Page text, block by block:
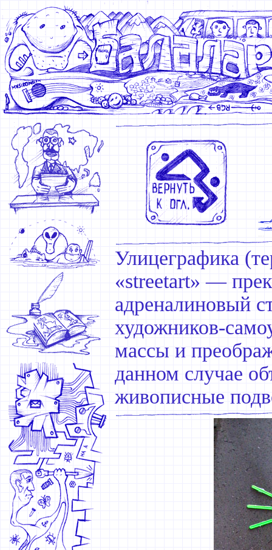
Улицеграфика
«streetart» —
адреналиновый
художников-
массы и
данном случае
живописные